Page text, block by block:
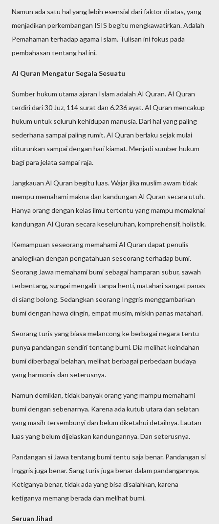
Namun ada satu hal yang lebih esensial dari faktor di atas, yang
menjadikan perkembangan ISIS begitu mengkawatirkan. Adalah
Pemahaman terhadap agama Islam. Tulisan ini fokus pada
pembahasan tentang hal ini.
Al Quran Mengatur Segala Sesuatu
Sumber hukum utama ajaran Islam adalah Al Quran. Al Quran
terdiri dari 30 Juz, 114 surat dan 6.236 ayat. Al Quran mencakup
hukum untuk seluruh kehidupan manusia. Dari hal yang paling
sederhana sampai paling rumit. Al Quran berlaku sejak mulai
diturunkan sampai dengan hari kiamat. Menjadi sumber hukum
bagi para jelata sampai raja.
Jangkauan Al Quran begitu luas. Wajar jika muslim awam tidak
mempu memahami makna dan kandungan Al Quran secara utuh.
Hanya orang dengan kelas ilmu tertentu yang mampu memaknai
kandungan Al Quran secara keseluruhan, komprehensif, holistik.
Kemampuan seseorang memahami Al Quran dapat penulis
analogikan dengan pengatahuan seseorang terhadap bumi.
Seorang Jawa memahami bumi sebagai hamparan subur, sawah
terbentang, sungai mengalir tanpa henti, matahari sangat panas
di siang bolong. Sedangkan seorang Inggris menggambarkan
bumi dengan hawa dingin, empat musim, miskin panas matahari.
Seorang turis yang biasa melancong ke berbagai negara tentu
punya pandangan sendiri tentang bumi. Dia melihat keindahan
bumi diberbagai belahan, melihat berbagai perbedaan budaya
yang harmonis dan seterusnya.
Namun demikian, tidak banyak orang yang mampu memahami
bumi dengan sebenarnya. Karena ada kutub utara dan selatan
yang masih tersembunyi dan belum diketahui detailnya. Lautan
luas yang belum dijelaskan kandungannya. Dan seterusnya.
Pandangan si Jawa tentang bumi tentu saja benar. Pandangan si
Inggris juga benar. Sang turis juga benar dalam pandangannya.
Ketiganya benar, tidak ada yang bisa disalahkan, karena
ketiganya memang berada dan melihat bumi.
Seruan Jihad